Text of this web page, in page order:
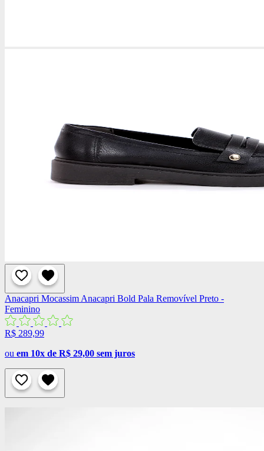
Anacapri Mocassim Anacapri Bold Pala Removível Preto -
Feminino
R$ 289,99
ou em 10x de R$ 29,00 sem juros